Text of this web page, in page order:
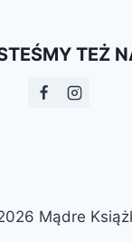
TEŻ
Mądre